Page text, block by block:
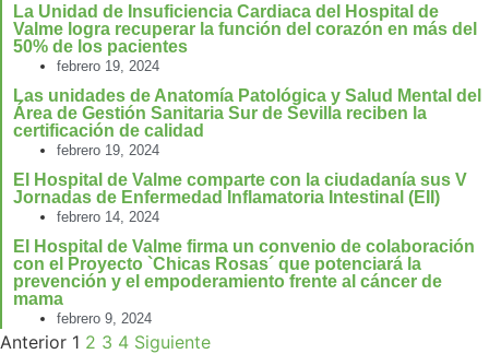
La Unidad de Insuficiencia Cardiaca del Hospital de
Valme logra recuperar la función del corazón en más del
50% de los pacientes
febrero 19, 2024
Las unidades de Anatomía Patológica y Salud Mental del
Área de Gestión Sanitaria Sur de Sevilla reciben la
certificación de calidad
febrero 19, 2024
El Hospital de Valme comparte con la ciudadanía sus V
Jornadas de Enfermedad Inflamatoria Intestinal (EII)
febrero 14, 2024
El Hospital de Valme firma un convenio de colaboración
con el Proyecto `Chicas Rosas´ que potenciará la
prevención y el empoderamiento frente al cáncer de
mama
febrero 9, 2024
Anterior 1 2 3 4 Siguiente